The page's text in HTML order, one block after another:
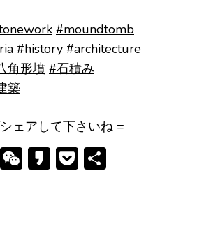
#moundtomb
#history #architecture
角形墳 #石積み
築
ェアして下さいね =
LineWeChat
KakaoPocket